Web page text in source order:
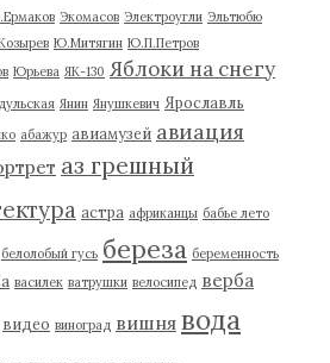
Экомасов Электроугли Эльтюбю
Ю.Митягин Ю.П.Петров
Юрьева ЯК-130 Яблоки на снегу
Янин Янушкевич Ярославль
абажур авиамузей авиация
аз грешный
астра африканцы бабье лето
белолобый гусь береза беременность
василек ватрушки велосипед верба
видео виноград вишня вода